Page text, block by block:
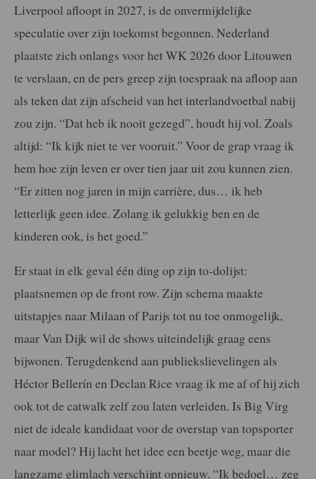
Liverpool afloopt in 2027, is de onvermijdelijke
speculatie over zijn toekomst begonnen. Nederland
plaatste zich onlangs voor het WK 2026 door Litouwen
te verslaan, en de pers greep zijn toespraak na afloop aan
als teken dat zijn afscheid van het interlandvoetbal nabij
zou zijn. “Dat heb ik nooit gezegd”, houdt hij vol. Zoals
altijd: “Ik kijk niet te ver vooruit.” Voor de grap vraag ik
hem hoe zijn leven er over tien jaar uit zou kunnen zien.
“Er zitten nog jaren in mijn carrière, dus… ik heb
letterlijk geen idee. Zolang ik gelukkig ben en de
kinderen ook, is het goed.”
Er staat in elk geval één ding op zijn to-dolijst:
plaatsnemen op de front row. Zijn schema maakte
uitstapjes naar Milaan of Parijs tot nu toe onmogelijk,
maar Van Dijk wil de shows uiteindelijk graag eens
bijwonen. Terugdenkend aan publiekslievelingen als
Héctor Bellerín en Declan Rice vraag ik me af of hij zich
ook tot de catwalk zelf zou laten verleiden. Is Big Virg
niet de ideale kandidaat voor de overstap van topsporter
naar model? Hij lacht het idee een beetje weg, maar die
langzame glimlach verschijnt opnieuw. “Ik bedoel… zeg